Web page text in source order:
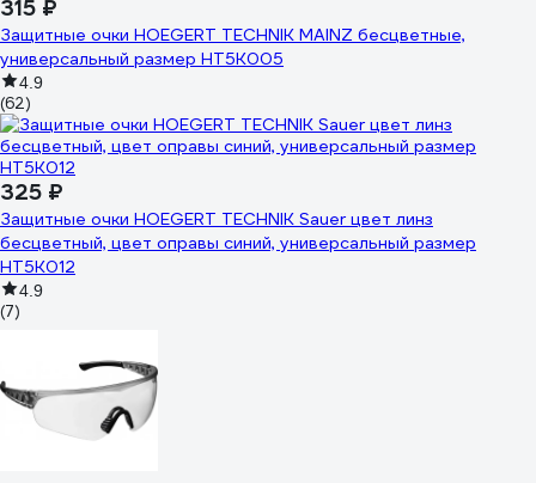
315 ₽
Защитные очки HOEGERT TECHNIK MAINZ бесцветные,
универсальный размер HT5K005
4.9
(62)
325 ₽
Защитные очки HOEGERT TECHNIK Sauer цвет линз
бесцветный, цвет оправы синий, универсальный размер
HT5K012
4.9
(7)